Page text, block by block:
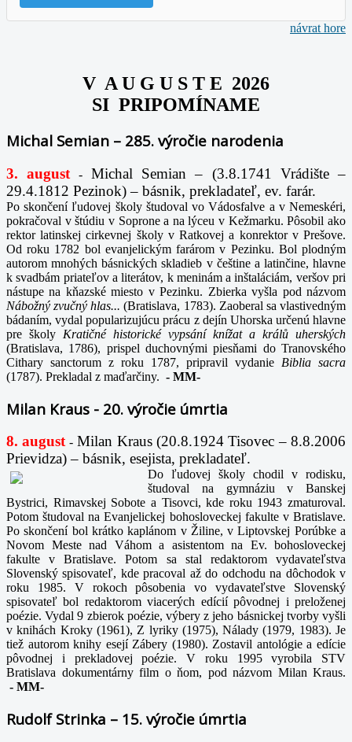
návrat hore
V A U G U S T E 2026
SI PRIPOMÍNAME
Michal Semian – 285. výročie narodenia
3. august -Michal Semian – (3.8.1741 Vrádište –
29.4.1812 Pezinok) – básnik, prekladateľ, ev. farár.
Po skončení ľudovej školy študoval vo Vádosfalve a v Nemeskéri,
pokračoval v štúdiu v Soprone a na lýceu v Kežmarku. Pôsobil ako
rektor latinskej cirkevnej školy v Ratkovej a konrektor v Prešove.
Od roku 1782 bol evanjelickým farárom v Pezinku. Bol plodným
autorom mnohých básnických skladieb v češtine a latinčine, hlavne
k svadbám priateľov a literátov, k meninám a inštaláciám, veršov pri
nástupe na kňazské miesto v Pezinku. Zbierka vyšla pod názvom
Nábožný zvučný hlas...(Bratislava, 1783). Zaoberal sa vlastivedným
bádaním, vydal popularizujúcu prácu z dejín Uhorska určenú hlavne
pre školy Kratičné historické vypsání knížat a králů uherských
(Bratislava, 1786), prispel duchovnými piesňami do Tranovského
Cithary sanctorum z roku 1787, pripravil vydanie Biblia sacra
(1787). Prekladal z maďarčiny. - MM-
Milan Kraus - 20. výročie úmrtia
8. august -Milan Kraus (20.8.1924 Tisovec – 8.8.2006
Prievidza) – básnik, esejista, prekladateľ.
Do ľudovej školy chodil v rodisku,
študoval na gymnáziu v Banskej
Bystrici, Rimavskej Sobote a Tisovci, kde roku 1943 zmaturoval.
Potom študoval na Evanjelickej bohosloveckej fakulte v Bratislave.
Po skončení bol krátko kaplánom v Žiline, v Liptovskej Porúbke a
Novom Meste nad Váhom a asistentom na Ev. bohosloveckej
fakulte v Bratislave. Potom sa stal redaktorom vydavateľstva
Slovenský spisovateľ, kde pracoval až do odchodu na dôchodok v
roku 1985. V rokoch pôsobenia vo vydavateľstve Slovenský
spisovateľ bol redaktorom viacerých edícií pôvodnej i preloženej
poézie. Vydal 9 zbierok poézie, výbery z jeho básnickej tvorby vyšli
v knihách Kroky (1961), Z lyriky (1975), Nálady (1979, 1983). Je
tiež autorom knihy esejí Zábery (1980). Zostavil antológie a edície
pôvodnej i prekladovej poézie. V roku 1995 vyrobila STV
Bratislava dokumentárny film o ňom, pod názvom Milan Kraus.
- MM-
Rudolf Strinka – 15. výročie úmrtia